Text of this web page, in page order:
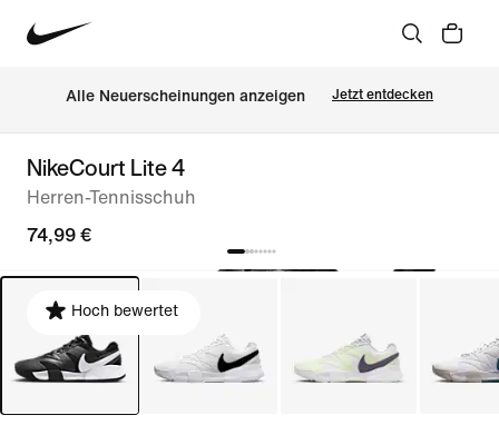
Alle Neuerscheinungen anzeigen Jetzt entdecken
NikeCourt Lite 4
Herren-Tennisschuh
74,99 €
Hoch bewertet